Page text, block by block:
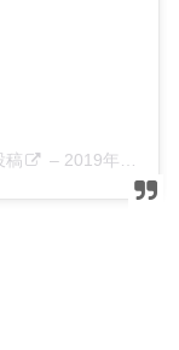
稿 – 2019年 8月月23日午前4時45分PDT